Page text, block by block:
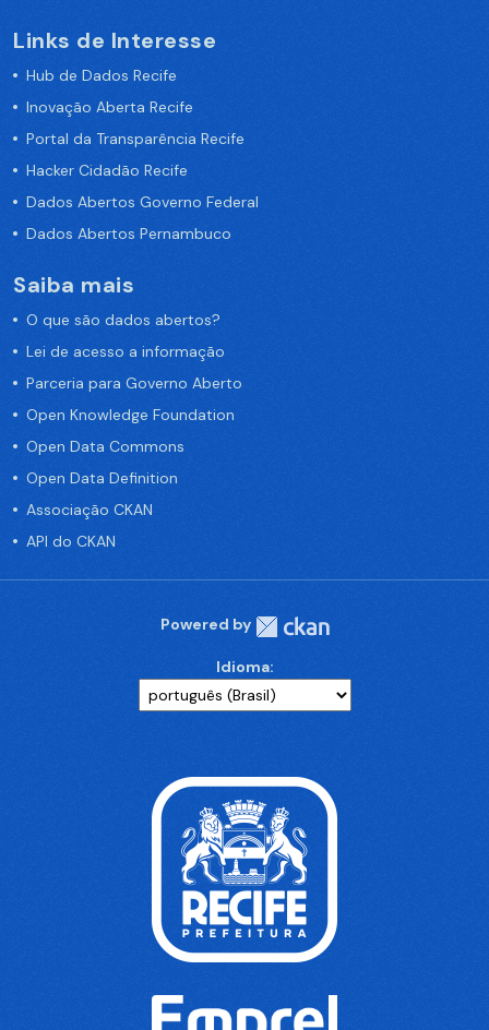
Links de Interesse
Hub de Dados Recife
Inovação Aberta Recife
Portal da Transparência Recife
Hacker Cidadão Recife
Dados Abertos Governo Federal
Dados Abertos Pernambuco
Saiba mais
O que são dados abertos?
Lei de acesso a informação
Parceria para Governo Aberto
Open Knowledge Foundation
Open Data Commons
Open Data Definition
Associação CKAN
API do CKAN
Powered by
Idioma